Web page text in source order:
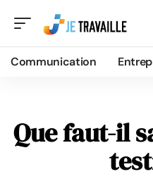
Communication
Que faut-il